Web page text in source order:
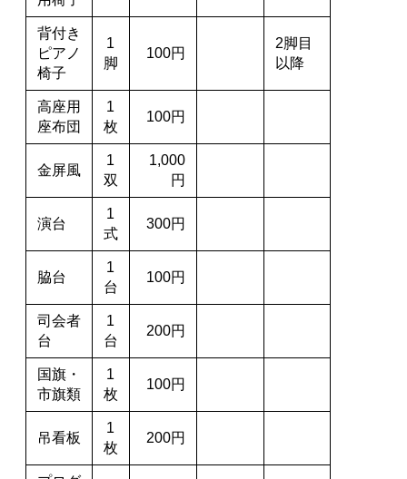
背付き
ピアノ
椅子
1
脚
100円
2脚目
以降
高座用
座布団
1
枚
100円
金屏風
1
双
1,000
円
演台
1
式
300円
脇台
1
台
100円
司会者
台
1
台
200円
国旗・
市旗類
1
枚
100円
吊看板
1
枚
200円